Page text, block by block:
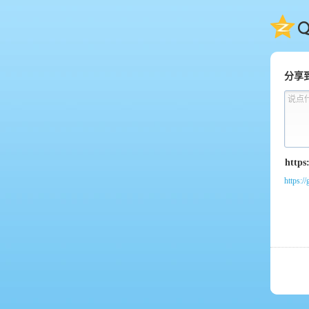
QQ
分享
说点
https://